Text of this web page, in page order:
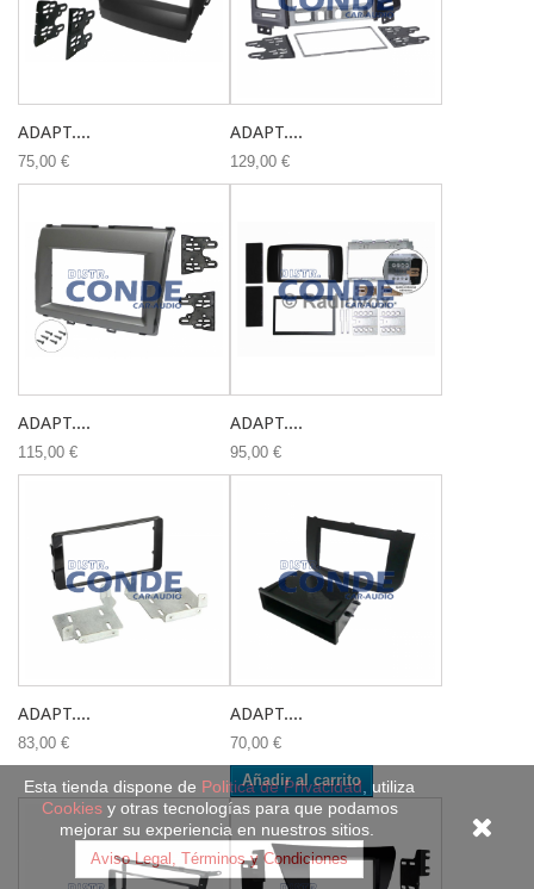
ADAPT....
75,00 €
ADAPT....
129,00 €
ADAPT....
115,00 €
ADAPT....
95,00 €
ADAPT....
83,00 €
ADAPT....
70,00 €
Añadir al carrito
Esta tienda dispone de Politica de Privacidad , utiliza
Cookiesy otras tecnologías para que podamos
mejorar su experiencia en nuestros sitios.
Aviso Legal, Términos y Condiciones